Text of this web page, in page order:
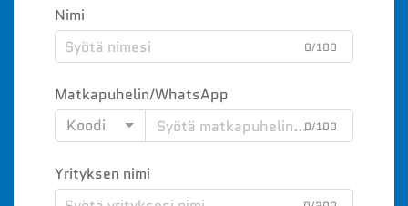
Nimi
0/100
Matkapuhelin/WhatsApp
Koodi
0/100
Yrityksen nimi